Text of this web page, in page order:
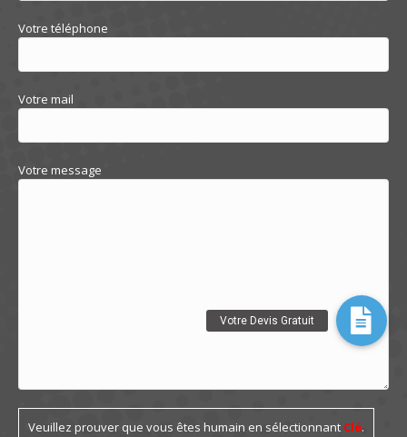
Votre téléphone
Votre mail
Votre message
Veuillez prouver que vous êtes humain en sélectionnant Clé.